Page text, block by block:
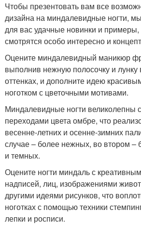
Чтобы презентовать вам все
дизайна на миндалевидные ногти,
для вас удачные новинки и примеры,
смотрятся особо интересно и
Оцените миндалевидный маникюр
выполнив нежную полосочку и лунку
оттенках, и дополните идею
ноготком с цветочными мотивами.
Миндалевидные ногти великолепны
переходами цвета омбре, что
весенне-летних и осенне-зимних
случае – более нежных, во втором
и темных.
Оцените ногти миндаль с
надписей, лиц, изображениями
другими идеями рисунков, что
ноготках с помощью техники
лепки и росписи.